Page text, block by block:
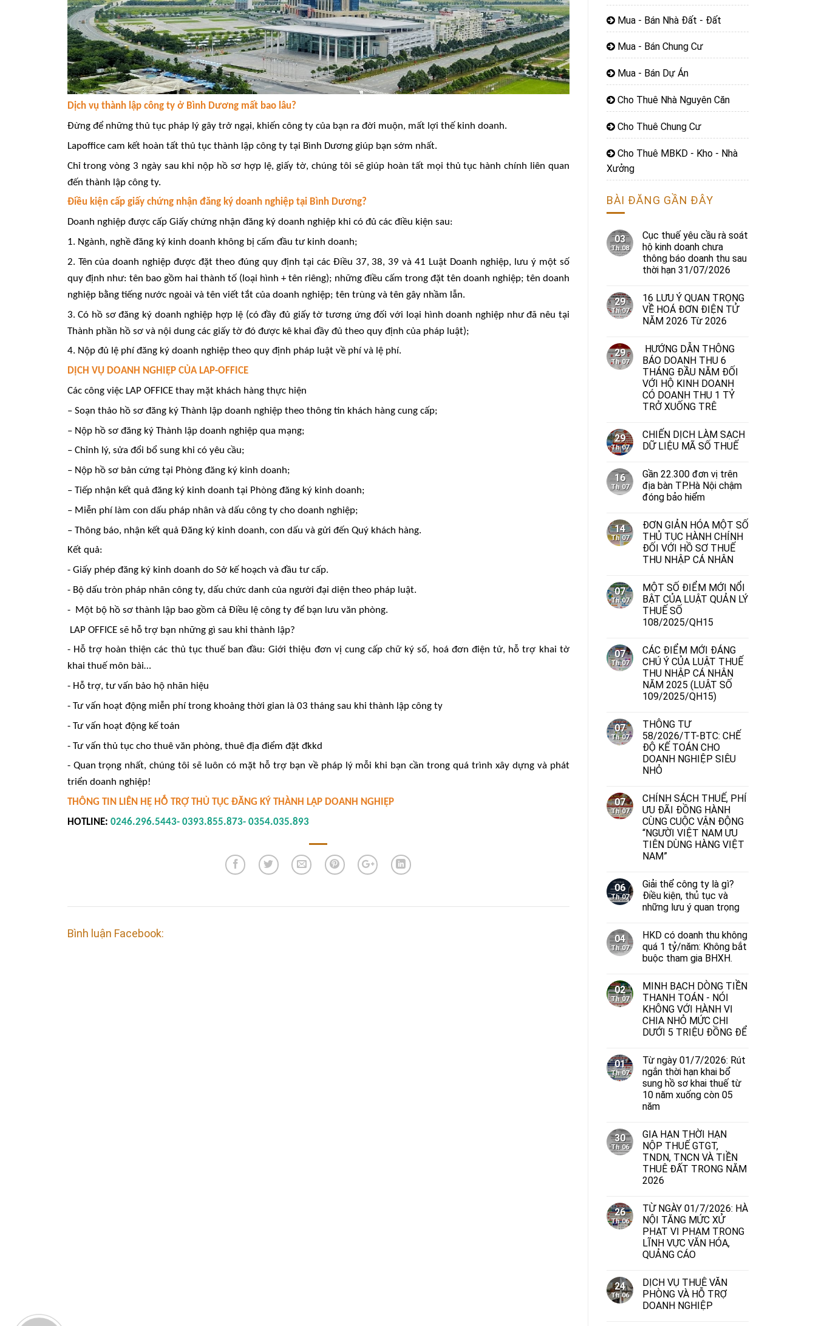
Dịch vụ thành lập công ty ở Bình Dương mất bao lâu?
Đừng để những thủ tục pháp lý gây trở ngại, khiến công ty của bạn ra đời muộn, mất lợi thế kinh doanh.
Lapoffice cam kết hoàn tất thủ tục thành lập công ty tại Bình Dương giúp bạn sớm nhất.
Chỉ trong vòng 3 ngày sau khi nộp hồ sơ hợp lệ, giấy tờ, chúng tôi sẽ giúp hoàn tất mọi thủ tục hành chính liên quan
đến thành lập công ty.
Điều kiện cấp giấy chứng nhận đăng ký doanh nghiệp tại Bình Dương?
Doanh nghiệp được cấp Giấy chứng nhận đăng ký doanh nghiệp khi có đủ các điều kiện sau:
1. Ngành, nghề đăng ký kinh doanh không bị cấm đầu tư kinh doanh;
2. Tên của doanh nghiệp được đặt theo đúng quy định tại các Điều 37, 38, 39 và 41 Luật Doanh nghiệp, lưu ý một số
quy định như: tên bao gồm hai thành tố (loại hình + tên riêng); những điều cấm trong đặt tên doanh nghiệp; tên doanh
nghiệp bằng tiếng nước ngoài và tên viết tắt của doanh nghiệp; tên trùng và tên gây nhầm lẫn.
3. Có hồ sơ đăng ký doanh nghiệp hợp lệ (có đầy đủ giấy tờ tương ứng đối với loại hình doanh nghiệp như đã nêu tại
Thành phần hồ sơ và nội dung các giấy tờ đó được kê khai đầy đủ theo quy định của pháp luật);
4. Nộp đủ lệ phí đăng ký doanh nghiệp theo quy định pháp luật về phí và lệ phí.
DỊCH VỤ DOANH NGHIỆP CỦA LAP-OFFICE
Các công việc LAP OFFICE thay mặt khách hàng thực hiện
– Soạn thảo hồ sơ đăng ký Thành lập doanh nghiệp theo thông tin khách hàng cung cấp;
– Nộp hồ sơ đăng ký Thành lập doanh nghiệp qua mạng;
– Chỉnh lý, sửa đổi bổ sung khi có yêu cầu;
– Nộp hồ sơ bản cứng tại Phòng đăng ký kinh doanh;
– Tiếp nhận kết quả đăng ký kinh doanh tại Phòng đăng ký kinh doanh;
– Miễn phí làm con dấu pháp nhân và dấu công ty cho doanh nghiệp;
– Thông báo, nhận kết quả Đăng ký kinh doanh, con dấu và gửi đến Quý khách hàng.
Kết quả:
- Giấy phép đăng ký kinh doanh do Sở kế hoạch và đầu tư cấp.
- Bộ dấu tròn pháp nhân công ty, dấu chức danh của người đại diện theo pháp luật.
- Một bộ hồ sơ thành lập bao gồm cả Điều lệ công ty để bạn lưu văn phòng.
LAP OFFICE sẽ hỗ trợ bạn những gì sau khi thành lập?
- Hỗ trợ hoàn thiện các thủ tục thuế ban đầu: Giới thiệu đơn vị cung cấp chữ ký số, hoá đơn điện tử, hỗ trợ khai tờ
khai thuế môn bài…
- Hỗ trợ, tư vấn bảo hộ nhãn hiệu
- Tư vấn hoạt động miễn phí trong khoảng thời gian là 03 tháng sau khi thành lập công ty
- Tư vấn hoạt động kế toán
- Tư vấn thủ tục cho thuê văn phòng, thuê địa điểm đặt đkkd
- Quan trọng nhất, chúng tôi sẽ luôn có mặt hỗ trợ bạn về pháp lý mỗi khi bạn cần trong quá trình xây dựng và phát
triển doanh nghiệp!
THÔNG TIN LIÊN HỆ HỖ TRỢ THỦ TỤC ĐĂNG KÝ THÀNH LẬP DOANH NGHIỆP
HOTLINE: 0246.296.5443- 0393.855.873- 0354.035.893
Bình luận Facebook:
Mua - Bán Nhà Đất - Đất
Mua - Bán Chung Cư
Mua - Bán Dự Án
Cho Thuê Nhà Nguyên Căn
Cho Thuê Chung Cư
Cho Thuê MBKD - Kho - Nhà
Xưởng
BÀI ĐĂNG GẦN ĐÂY
03
Th 08
Cục thuế yêu cầu rà soát
hộ kinh doanh chưa
thông báo doanh thu sau
thời hạn 31/07/2026
29
Th 07
16 LƯU Ý QUAN TRỌNG
VỀ HOÁ ĐƠN ĐIỆN TỬ
NĂM 2026 Từ 2026
29
Th 07
HƯỚNG DẪN THÔNG
BÁO DOANH THU 6
THÁNG ĐẦU NĂM ĐỐI
VỚI HỘ KINH DOANH
CÓ DOANH THU 1 TỶ
TRỞ XUỐNG TRÊ
29
Th 07
CHIẾN DỊCH LÀM SẠCH
DỮ LIỆU MÃ SỐ THUẾ
16
Th 07
Gần 22.300 đơn vị trên
địa bàn TP.Hà Nội chậm
đóng bảo hiểm
14
Th 07
ĐƠN GIẢN HÓA MỘT SỐ
THỦ TỤC HÀNH CHÍNH
ĐỐI VỚI HỒ SƠ THUẾ
THU NHẬP CÁ NHÂN
07
Th 07
MỘT SỐ ĐIỂM MỚI NỔI
BẬT CỦA LUẬT QUẢN LÝ
THUẾ SỐ
108/2025/QH15
07
Th 07
CÁC ĐIỂM MỚI ĐÁNG
CHÚ Ý CỦA LUẬT THUẾ
THU NHẬP CÁ NHÂN
NĂM 2025 (LUẬT SỐ
109/2025/QH15)
07
Th 07
THÔNG TƯ
58/2026/TT-BTC: CHẾ
ĐỘ KẾ TOÁN CHO
DOANH NGHIỆP SIÊU
NHỎ
07
Th 07
CHÍNH SÁCH THUẾ, PHÍ
ƯU ĐÃI ĐỒNG HÀNH
CÙNG CUỘC VẬN ĐỘNG
“NGƯỜI VIỆT NAM ƯU
TIÊN DÙNG HÀNG VIỆT
NAM”
06
Th 07
Giải thể công ty là gì?
Điều kiện, thủ tục và
những lưu ý quan trọng
04
Th 07
HKD có doanh thu không
quá 1 tỷ/năm: Không bắt
buộc tham gia BHXH.
02
Th 07
MINH BẠCH DÒNG TIỀN
THANH TOÁN - NÓI
KHÔNG VỚI HÀNH VI
CHIA NHỎ MỨC CHI
DƯỚI 5 TRIỆU ĐỒNG ĐỂ
01
Th 07
Từ ngày 01/7/2026: Rút
ngắn thời hạn khai bổ
sung hồ sơ khai thuế từ
10 năm xuống còn 05
năm
30
Th 06
GIA HẠN THỜI HẠN
NỘP THUẾ GTGT,
TNDN, TNCN VÀ TIỀN
THUÊ ĐẤT TRONG NĂM
2026
26
Th 06
TỪ NGÀY 01/7/2026: HÀ
NỘI TĂNG MỨC XỬ
PHẠT VI PHẠM TRONG
LĨNH VỰC VĂN HÓA,
QUẢNG CÁO
24
Th 06
DỊCH VỤ THUÊ VĂN
PHÒNG VÀ HỖ TRỢ
DOANH NGHIỆP